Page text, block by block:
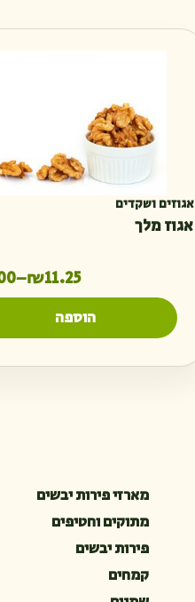
אגוזים ושקדים
אגוז מלך
₪11.25
–
הוספה
מארזי פירות יבשים
מתוקים וחטיפים
פירות יבשים
קמחים